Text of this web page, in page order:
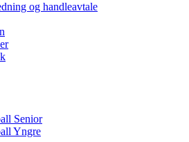
og handleavtale
Senior
Yngre